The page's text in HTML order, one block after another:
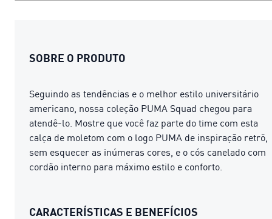
SOBRE O PRODUTO
Seguindo as tendências e o melhor estilo universitário
americano, nossa coleção PUMA Squad chegou para
atendê-lo. Mostre que você faz parte do time com esta
calça de moletom com o logo PUMA de inspiração retrô,
sem esquecer as inúmeras cores, e o cós canelado com
cordão interno para máximo estilo e conforto.
CARACTERÍSTICAS E BENEFÍCIOS